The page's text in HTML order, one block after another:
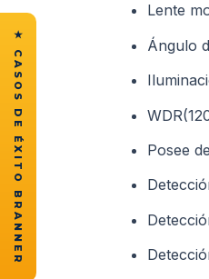
Lente
Ángulo
Posee
★ CASOS DE ÉXITO BRANNER